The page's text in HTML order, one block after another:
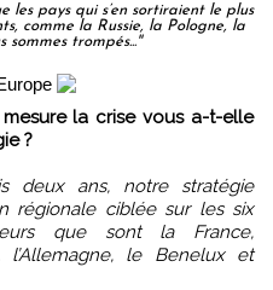
les pays qui s’en sortiraient le plus
comme la Russie, la Pologne, la
sommes trompés...''
?
deux ans, notre stratégie
régionale ciblée sur les six
que sont la France,
l’Allemagne, le Benelux et